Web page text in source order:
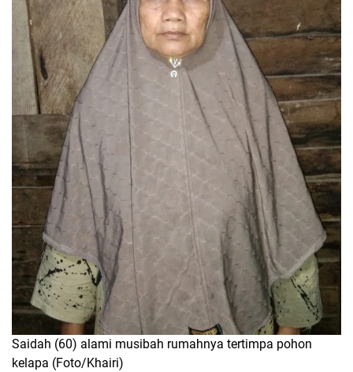
Saidah (60) alami musibah rumahnya tertimpa pohon
kelapa (Foto/Khairi)